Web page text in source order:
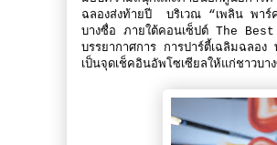
ฉลองส่งท้ายปี บริเวณ “เพลิน พาร์
บางซื่อ ภายใต้คอนเซ็ปต์ The
บรรยากาศการ การปาร์ตี้เฉลิมฉลอ
เป็นจุดเช็คอินอัพโซเซียลให้แก่ชาวบา